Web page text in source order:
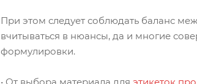
При этом следует соблюдать баланс
вчитываться в нюансы, да и многие
формулировки.